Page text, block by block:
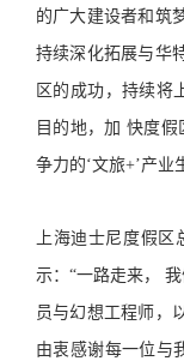
的广大建设者和筑
持续深化拓展与华
区的成功，持续将
目的地，加 快度
争力的‘文旅+’产业
上海迪士尼度假区
示：“一路走来，
员与幻想工程师，
由衷感谢每一位与